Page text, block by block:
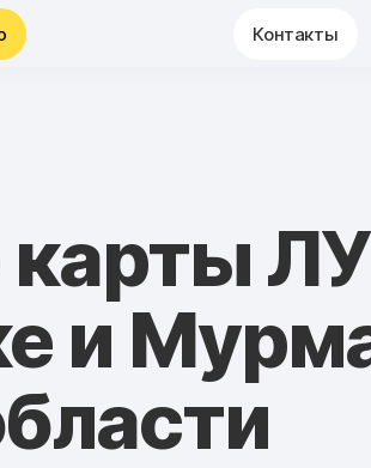
Контакты
карты
и